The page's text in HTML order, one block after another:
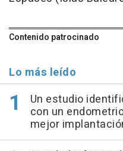
Contenido patrocinado
Lo más leído
Un estudio
con un
mejor